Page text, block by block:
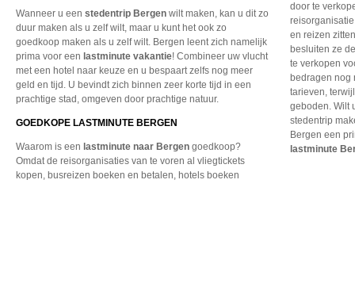
Wanneer u een stedentrip Bergen wilt maken, kan u dit zo
duur maken als u zelf wilt, maar u kunt het ook zo
goedkoop maken als u zelf wilt. Bergen leent zich namelijk
prima voor een lastminute vakantie! Combineer uw vlucht
met een hotel naar keuze en u bespaart zelfs nog meer
geld en tijd. U bevindt zich binnen zeer korte tijd in een
prachtige stad, omgeven door prachtige natuur.
GOEDKOPE LASTMINUTE BERGEN
Waarom is een lastminute naar Bergen goedkoop?
Omdat de reisorganisaties van te voren al vliegtickets
kopen, busreizen boeken en betalen, hotels boeken
door te
en reizen
besluiten ze
te verkopen
bedragen nog
tarieven,
geboden. Wilt
stedentrip
Bergen een
lastminute